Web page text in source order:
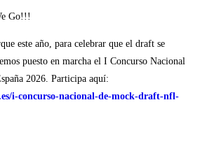
Go!!!
este año, para celebrar que el draft se
puesto en marcha el I Concurso Nacional
2026. Participa aquí:
i-concurso-nacional-de-mock-draft-nfl-